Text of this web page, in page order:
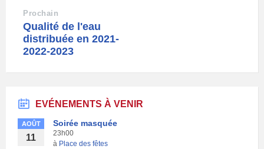
Prochain
Qualité de l'eau
distribuée en 2021-
2022-2023
EVÉNEMENTS À VENIR
AOÛT
11
Soirée masquée
23h00
à Place des fêtes